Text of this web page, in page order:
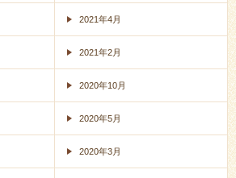
2021年4月
2021年2月
2020年10月
2020年5月
2020年3月